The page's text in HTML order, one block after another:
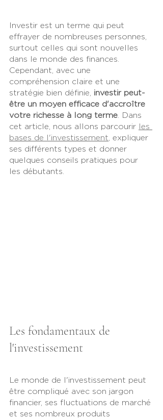
Investir est un terme qui peut
effrayer de nombreuses personnes,
surtout celles qui sont nouvelles
dans le monde des finances.
Cependant, avec une
compréhension claire et une
stratégie bien définie, investir peut-
être un moyen efficace d'accroître
votre richesse à long terme . Dans
cet article, nous allons parcourir les
bases de l'investissement , expliquer
ses différents types et donner
quelques conseils pratiques pour
les débutants.
Les fondamentaux de
l'investissement
Le monde de l'investissement peut
être compliqué avec son jargon
financier, ses fluctuations de marché
et ses nombreux produits